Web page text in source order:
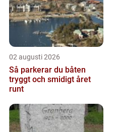
02 augusti 2026
Så parkerar du båten
tryggt och smidigt året
runt